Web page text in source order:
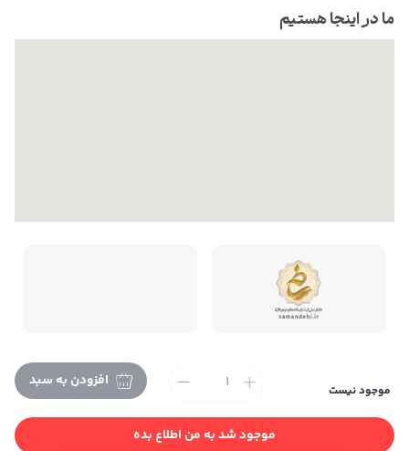
موجود نیست
افزودن به سبد
موجود شد به من اطلاع بده
ما در اینجا هستیم
تمام حقوق این فروشگاه متعلق به می باشد. |طراحی و
توسعه ایندکس